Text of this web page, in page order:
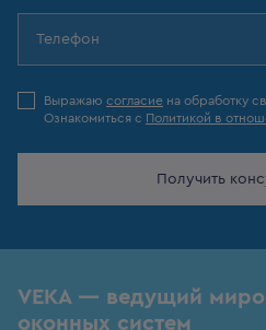
Выражаю согласие на обработку
Ознакомиться с Политикой в
Получить
VEKA — ведущий
оконных систем